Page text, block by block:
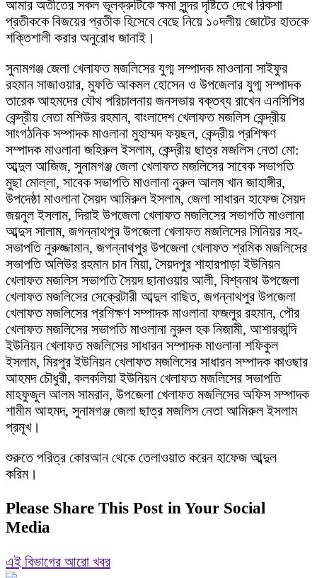
আমার অতীতের সকল ভূলক্রুটিকে ক্ষমা সুন্দর দৃষ্টিতে দেখে রিকশা
প্রতীককে বিজয়ের প্রতীক হিসেবে বেছে নিয়ে ১০দলীয় জোটের হাতকে
শক্তিশালী করার অনুরোধ জানাই।
সুনামগঞ্জ জেলা খেলাফত মজলিসের যুগ্ম সম্পাদক মাওলানা সাইফুর
রহমান সাজাওয়ার, মুফতি আকমল হোসেন ও উপজেলার যুগ্ম সম্পাদক
তারেক আহমদের যৌথ পরিচালনায় জনসভায় বক্তব্য রাখেন এনসিপির
কেন্দ্রীয় নেতা মশিউর রহমান, বাংলাদেশ খেলাফত মজলিস কেন্দ্রীয়
সাংগঠনিক সম্পাদক মাওলানা মুহাম্মদ ফয়ছল, কেন্দ্রীয় প্রশিক্ষণ
সম্পাদক মাওলানা জহিরুল ইসলাম, কেন্দ্রীয় ছাত্র মজলিস নেতা মো:
আব্দুল আজিজ, সুনামগঞ্জ জেলা খেলাফত মজলিসের সাবেক সভাপতি
মুছা মোল্লা, সাবেক সভাপতি মাওলানা নুরুল আলম খান জাহাঙ্গীর,
উপদেষ্ঠা মাওলানা সৈয়দ আমিরুল ইসলাম, জেলা সাধারন হাফেজ সৈয়দ
জয়নুল ইসলাম, দিরাই উপজেলা খেলাফত মজলিসের সভাপতি মাওলানা
আব্দুস সালাম, জগন্নাথপুর উপজেলা খেলাফত মজলিসের সিনিয়র সহ-
সভাপতি নুরুজ্জামান, জগন্নাথপুর উপজেলা খেলাফত শ্রমিক মজলিসের
সভাপতি অলিউর রহমান চান মিয়া, সৈয়দপুর শাহারপাড়া ইউনিয়ন
খেলাফত মজলিস সভাপতি সৈয়দ ছানাওয়ার আলী, বিশ্বনাথ উপজেলা
খেলাফত মজলিসের সেক্রেটারী আব্দুল বাছিত, জগন্নাথপুর উপজেলা
খেলাফত মজলিসের প্রশিক্ষণ সম্পাদক মাওলানা ফজলুর রহমান, পৌর
খেলাফত মজলিসের সভাপতি মাওলানা নুরুল হক নিজামী, আশারকান্দি
ইউনিয়ন খেলাফত মজলিসের সাধারন সম্পাদক মাওলানা শফিকুল
ইসলাম, মিরপুর ইউনিয়ন খেলাফত মজলিসের সাধারন সম্পাদক কাওছার
আহমদ চৌধুরী, কলকলিয়া ইউনিয়ন খেলাফত মজলিসের সভাপতি
মাহফুজুল আলম সামরান, উপজেলা খেলাফত মজলিসের অফিস সম্পাদক
শামীম আহমদ, সুনামগঞ্জ জেলা ছাত্র মজলিস নেতা আমিরুল ইসলাম
প্রমূখ।
শুরুতে পরিত্র কোরআন থেকে তেলাওয়াত করেন হাফেজ আব্দুল
করিম।
Please Share This Post in Your Social
Media
এই বিভাগের আরো খবর